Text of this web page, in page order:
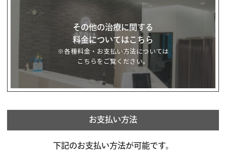
その他の治療に関する
料金についてはこちら
※各種料金・お支払い方法については
こちらをご覧ください。
お支払い方法
下記のお支払い方法が可能です。